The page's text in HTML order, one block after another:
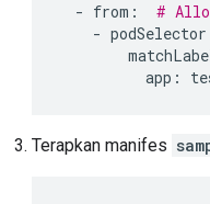
- from:
#
-
app:
Terapkan manifes